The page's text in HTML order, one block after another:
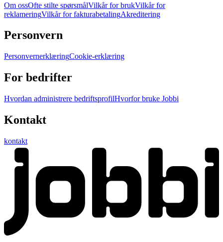
Om ossOfte stilte spørsmålVilkår for brukVilkår for
reklameringVilkår for fakturabetalingAkreditering
Personvern
PersonvernerklæringCookie-erklæring
For bedrifter
Hvordan administrere bedriftsprofilHvorfor bruke Jobbi
Kontakt
kontakt